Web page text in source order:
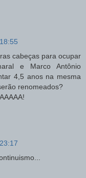
cabeças para ocupar
e Marco Antônio
4,5 anos na mesma
renomeados?